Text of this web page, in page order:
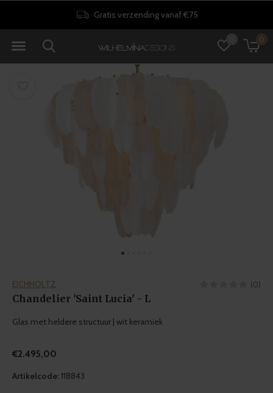
0
Gratis verzending vanaf €75
EICHHOLTZ (0)
Chandelier 'Saint Lucia' - L
Glas met heldere structuur | wit keramiek
€2.495,00
Artikelcode:118843